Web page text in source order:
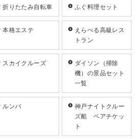
折りたたみ自転車 ふぐ料理セット
本格エステ
えらべる高級レス
トラン
スカイクルーズ
ダイソン（掃除
機）の景品セット
一覧
ルンバ
神戸ナイトクルー
ズ船 ペアチケッ
ト